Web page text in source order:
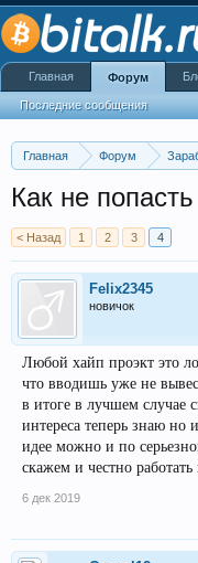
Главная Форум
Как не
< Назад 1 2 3 4
Felix2345
новичок
Любой хайп проэкт это
что вводишь уже не
в итоге в лучшем случае
интереса теперь знаю
идее можно и по
скажем и честно
6 дек 2019
Главная Форум
Последние сообщения